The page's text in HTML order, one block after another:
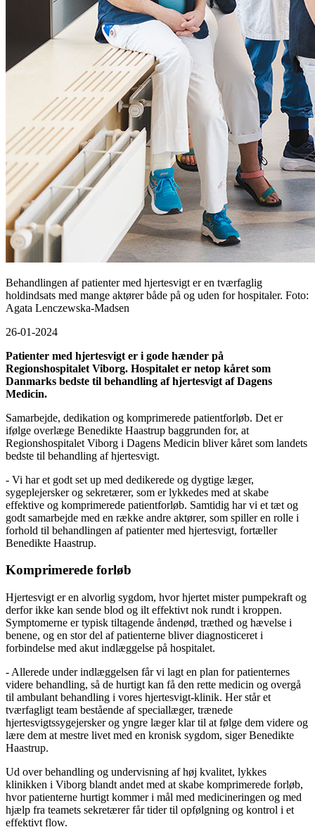
Behandlingen af patienter med hjertesvigt er en tværfaglig
holdindsats med mange aktører både på og uden for hospitaler. Foto:
Agata Lenczewska-Madsen
26-01-2024
Patienter med hjertesvigt er i gode hænder på
Regionshospitalet Viborg. Hospitalet er netop kåret som
Danmarks bedste til behandling af hjertesvigt af Dagens
Medicin.
Samarbejde, dedikation og komprimerede patientforløb. Det er
ifølge overlæge Benedikte Haastrup baggrunden for, at
Regionshospitalet Viborg i Dagens Medicin bliver kåret som landets
bedste til behandling af hjertesvigt.
- Vi har et godt set up med dedikerede og dygtige læger,
sygeplejersker og sekretærer, som er lykkedes med at skabe
effektive og komprimerede patientforløb. Samtidig har vi et tæt og
godt samarbejde med en række andre aktører, som spiller en rolle i
forhold til behandlingen af patienter med hjertesvigt, fortæller
Benedikte Haastrup.
Komprimerede forløb
Hjertesvigt er en alvorlig sygdom, hvor hjertet mister pumpekraft og
derfor ikke kan sende blod og ilt effektivt nok rundt i kroppen.
Symptomerne er typisk tiltagende åndenød, træthed og hævelse i
benene, og en stor del af patienterne bliver diagnosticeret i
forbindelse med akut indlæggelse på hospitalet.
- Allerede under indlæggelsen får vi lagt en plan for patienternes
videre behandling, så de hurtigt kan få den rette medicin og overgå
til ambulant behandling i vores hjertesvigt-klinik. Her står et
tværfagligt team bestående af speciallæger, trænede
hjertesvigtssygejersker og yngre læger klar til at følge dem videre og
lære dem at mestre livet med en kronisk sygdom, siger Benedikte
Haastrup.
Ud over behandling og undervisning af høj kvalitet, lykkes
klinikken i Viborg blandt andet med at skabe komprimerede forløb,
hvor patienterne hurtigt kommer i mål med medicineringen og med
hjælp fra teamets sekretærer får tider til opfølgning og kontrol i et
effektivt flow.